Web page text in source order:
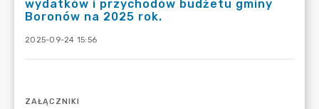
wydatków i przychodów budżetu gminy
Boronów na 2025 rok.
2025-09-24 15:56
ZAŁĄCZNIKI